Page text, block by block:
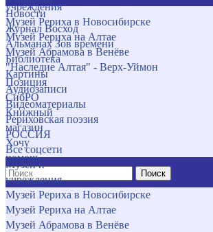
учреждения
Музей Рериха в Новосибирске
Музей Рериха на Алтае
Музей Абрамова в Венёве
"Наследие Алтая" - Верх-Уймон
Позиция
СибРО
Книжный
магазин
Хочу
помочь
Поиск
Новости
Журнал Восход
Альманах Зов времени
Библиотека
Картины
Аудиозаписи
Видеоматериалы
Рериховская поэзия
РОССИЯ
Все соцсети
Музеи и
учреждения
Музей Рериха в Новосибирске
Музей Рериха на Алтае
Музей Абрамова в Венёве